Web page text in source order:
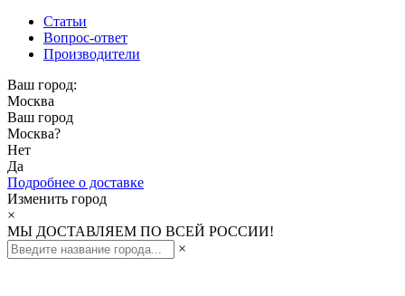
Статьи
Вопрос-ответ
Производители
Ваш город:
Москва
Ваш город
Москва?
Нет
Да
Подробнее о доставке
Изменить город
×
МЫ ДОСТАВЛЯЕМ ПО ВСЕЙ РОССИИ!
×